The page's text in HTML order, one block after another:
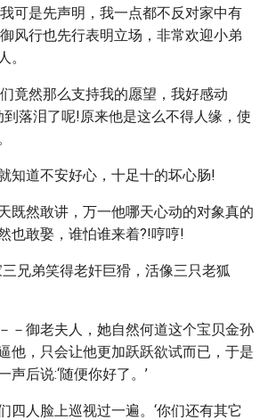
可是先声明，我一点都不反对家中有
风行也先行表明立场，非常欢迎小弟
。
竟然那么支持我的愿望，我好感动
到落泪了呢!原来他是这么不得人缘，使
知道不安好心，十足十的坏心肠!
既然敢讲，万一他哪天心动的对象真的
也敢娶，谁怕谁来着?!哼哼!
三兄弟笑得老奸巨猾，活像三只老狐
－御老夫人，她自然何道这个宝贝金孙
他，只会让他更加跃跃欲试而已，于是
声后说:‘随便你好了。’
四人脸上巡视过一遍。‘你们还有其它